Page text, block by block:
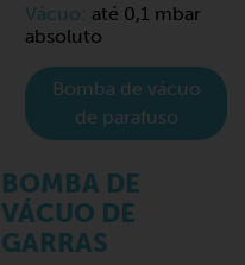
Vácuo: até 0,1 mbar
absoluto
Bomba de vácuo
de parafuso
BOMBA DE
VÁCUO DE
GARRAS